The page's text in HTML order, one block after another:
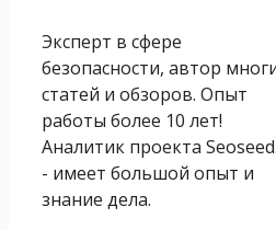
Эксперт в сфере
безопасности, автор
статей и обзоров. Опыт
работы более 10 лет!
Аналитик проекта
- имеет большой опыт и
знание дела.